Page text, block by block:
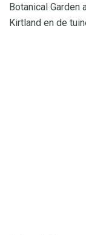
Botanical Garden
Kirtland en de